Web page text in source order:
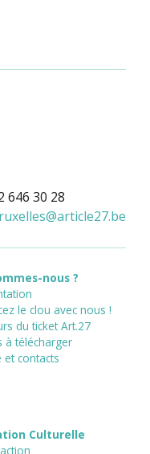
646 30 28
@article27.be
nous ?
le clou avec nous !
du ticket Art.27
à télécharger
et contacts
Culturelle